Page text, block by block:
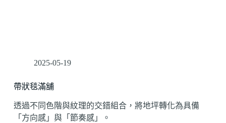
2025-05-19
帶狀毯滿舖
透過不同色階與紋理的交錯組合，將地坪轉化為具備
「方向感」與「節奏感」。